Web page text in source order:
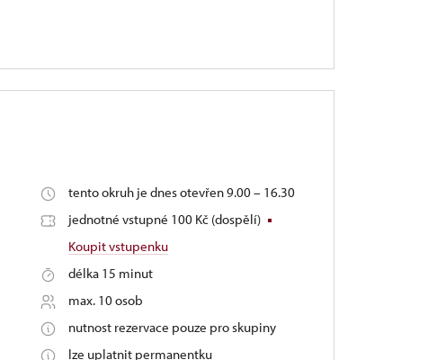
tento okruh je dnes otevřen 9.00 – 16.30
jednotné vstupné 100 Kč (dospělí)
Koupit vstupenku
délka 15 minut
max. 10 osob
nutnost rezervace pouze pro skupiny
lze uplatnit permanentku